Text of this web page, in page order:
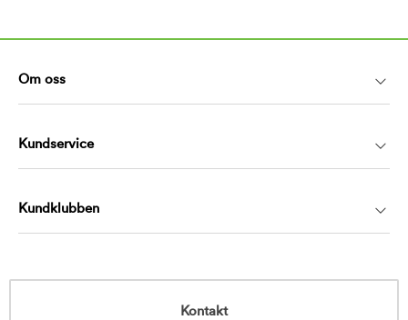
Om oss
Kundservice
Kundklubben
Kontakt